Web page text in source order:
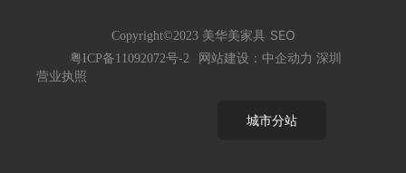
Copyright©2023 美华美家具 SEO
粤ICP备11092072号-2 网站建设：中企动力 深圳
营业执照
城市分站